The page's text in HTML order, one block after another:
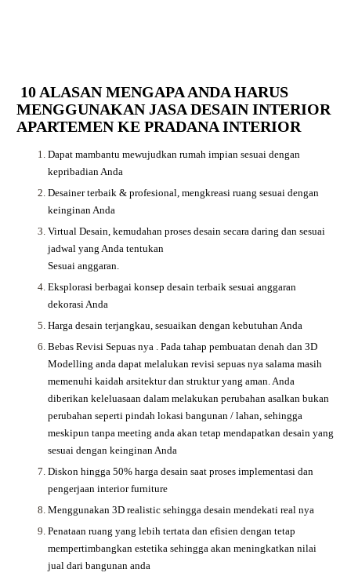
10 ALASAN MENGAPA ANDA HARUS
MENGGUNAKAN JASA DESAIN INTERIOR
APARTEMEN KE PRADANA INTERIOR
Dapat mambantu mewujudkan rumah impian sesuai dengan
kepribadian Anda
Desainer terbaik & profesional, mengkreasi ruang sesuai dengan
keinginan Anda
Virtual Desain, kemudahan proses desain secara daring dan sesuai
jadwal yang Anda tentukan
Sesuai anggaran.
Eksplorasi berbagai konsep desain terbaik sesuai anggaran
dekorasi Anda
Harga desain terjangkau, sesuaikan dengan kebutuhan Anda
Bebas Revisi Sepuas nya .Pada tahap pembuatan denah dan 3D
Modelling anda dapat melalukan revisi sepuas nya salama masih
memenuhi kaidah arsitektur dan struktur yang aman. Anda
diberikan keleluasaan dalam melakukan perubahan asalkan bukan
perubahan seperti pindah lokasi bangunan / lahan, sehingga
meskipun tanpa meeting anda akan tetap mendapatkan desain yang
sesuai dengan keinginan Anda
Diskon hingga 50% harga desain saat proses implementasi dan
pengerjaan interior furniture
Menggunakan 3D realistic sehingga desain mendekati real nya
Penataan ruang yang lebih tertata dan efisien dengan tetap
mempertimbangkan estetika sehingga akan meningkatkan nilai
jual dari bangunan anda